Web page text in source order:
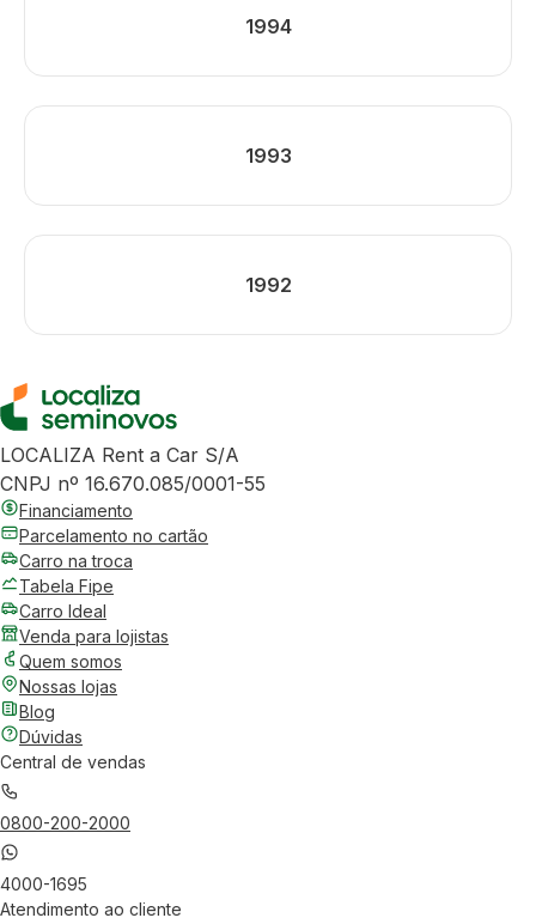
1994
1993
1992
LOCALIZA Rent a Car S/A
CNPJ nº 16.670.085/0001-55
Financiamento
Parcelamento no cartão
Carro na troca
Tabela Fipe
Carro Ideal
Venda para lojistas
Quem somos
Nossas lojas
Blog
Dúvidas
Central de vendas
0800-200-2000
4000-1695
Atendimento ao cliente